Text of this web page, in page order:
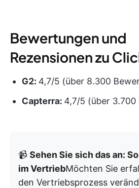
Bewertungen und
Rezensionen zu
G2: 4,7/5 (über 8.300
Capterra: 4,7/5 (über
📹 Sehen Sie sich das an:
im VertriebMöchten Sie
den Vertriebsprozess